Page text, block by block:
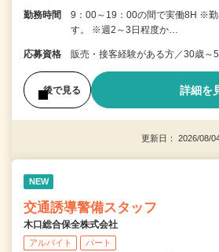
勤務時間
9：00～19：00の間で実働8H ※勤
す。 ※週2～3日程度か…
応募資格 販売・接客経験がある方／30歳～
後で見る 詳細を
更新日： 2026/08/
NEW
交通誘導警備スタッフ
木口総合保全株式会社
アルバイト パート